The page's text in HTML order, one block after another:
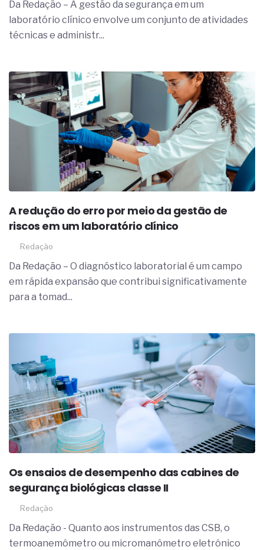
Da Redação – A gestão da segurança em um
laboratório clínico envolve um conjunto de atividades
técnicas e administr...
A redução do erro por meio da gestão de
riscos em um laboratório clínico
Redação
Da Redação – O diagnóstico laboratorial é um campo
em rápida expansão que contribui significativamente
para a tomad...
Os ensaios de desempenho das cabines de
segurança biológicas classe II
Redação
Da Redação - Quanto aos instrumentos das CSB, o
termoanemômetro ou micromanômetro eletrônico